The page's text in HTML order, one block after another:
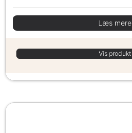
Læs mere
Vis produkt